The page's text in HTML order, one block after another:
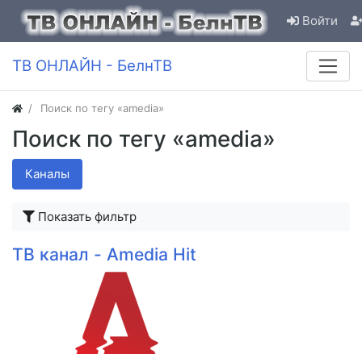
Войти
ТВ ОНЛАЙН - БелнТВ
Поиск по тегу «amedia»
Поиск по тегу «amedia»
Каналы
Показать фильтр
ТВ канал - Amedia Hit